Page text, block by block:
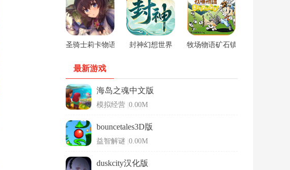
圣骑士莉卡物语安卓手游封神幻想世界 牧场物语矿石镇的伙伴们男孩版
最新游戏
海岛之魂中文版
模拟经营 0.00M
bouncetales3D版
益智解谜 0.00M
duskcity汉化版